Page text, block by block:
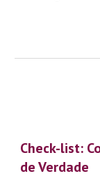
Check-list:
de Verdade